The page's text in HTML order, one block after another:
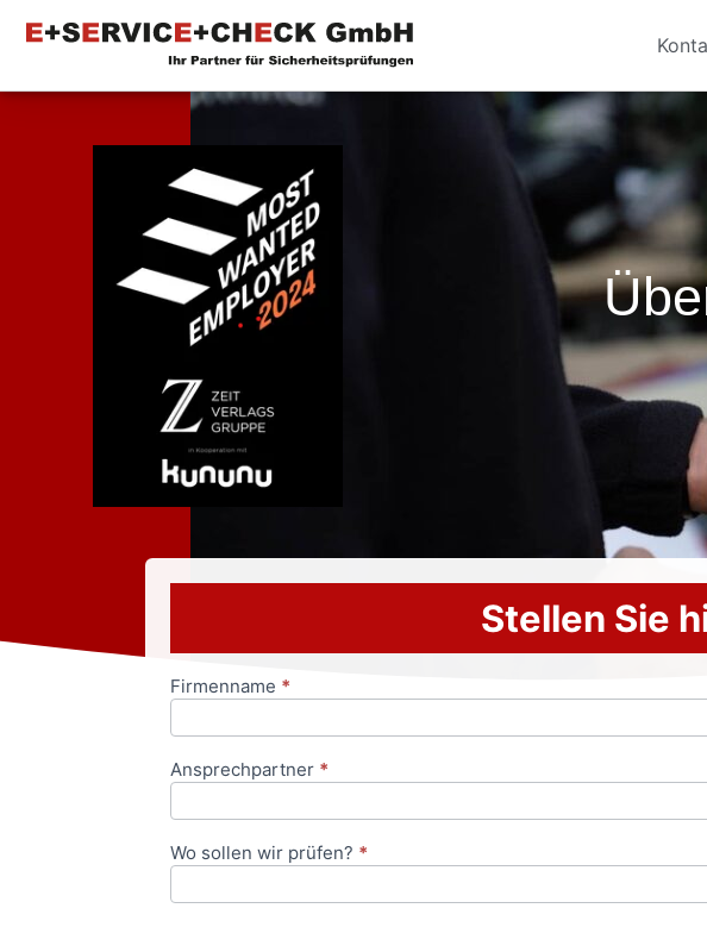
Stellen Sie
Anfrageformular
Firmenname *
Ansprechpartner *
Wo sollen wir prüfen? *